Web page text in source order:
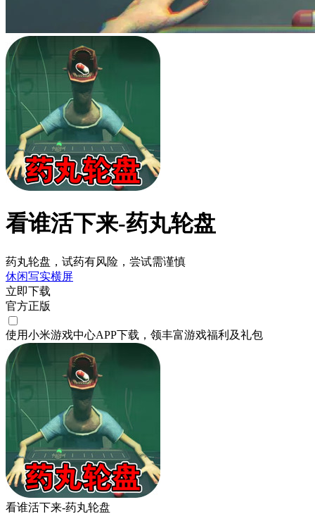
看谁活下来-药丸轮盘
药丸轮盘，试药有风险，尝试需谨慎
休闲写实横屏
立即下载
官方正版
使用小米游戏中心APP下载 ，领丰富游戏福利 及礼包
看谁活下来-药丸轮盘